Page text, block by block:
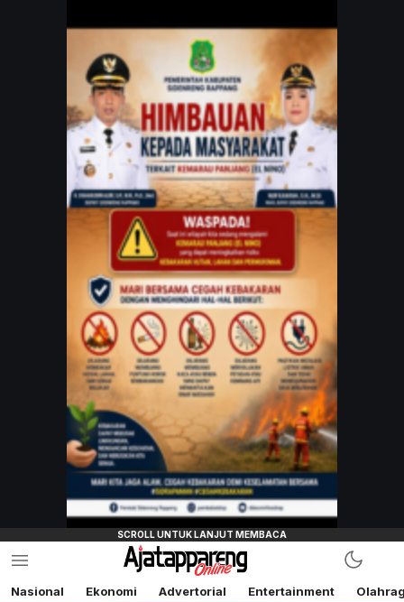
Nasional Ekonomi Advertorial Entertainment